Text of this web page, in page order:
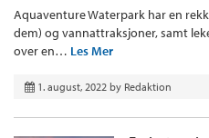
Aquaventure Waterpark har en
dem) og vannattraksjoner, samt
over en… Les Mer
1. august, 2022 by Redaktion